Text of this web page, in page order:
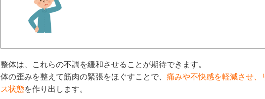
整体は、これらの不調を緩和させることが期待できます。
体の歪みを整えて筋肉の緊張をほぐすことで、 痛みや不快感を軽減させ、
ス状態を作り出します。